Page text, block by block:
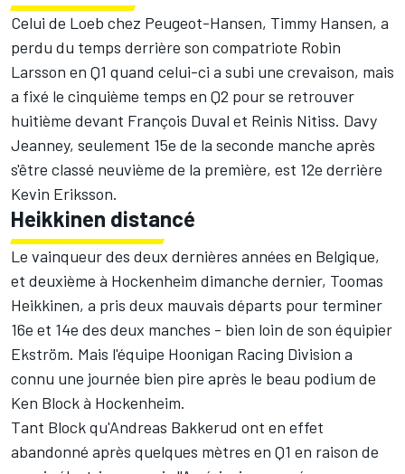
Celui de Loeb chez Peugeot-Hansen, Timmy Hansen, a
perdu du temps derrière son compatriote Robin
Larsson en Q1 quand celui-ci a subi une crevaison, mais
a fixé le cinquième temps en Q2 pour se retrouver
huitième devant François Duval et Reinis Nitiss. Davy
Jeanney, seulement 15e de la seconde manche après
s'être classé neuvième de la première, est 12e derrière
Kevin Eriksson.
Heikkinen distancé
Le vainqueur des deux dernières années en Belgique,
et deuxième à Hockenheim dimanche dernier, Toomas
Heikkinen, a pris deux mauvais départs pour terminer
16e et 14e des deux manches - bien loin de son équipier
Ekström. Mais l'équipe Hoonigan Racing Division a
connu une journée bien pire après le beau podium de
Ken Block à Hockenheim.
Tant Block qu'Andreas Bakkerud ont en effet
abandonné après quelques mètres en Q1 en raison de